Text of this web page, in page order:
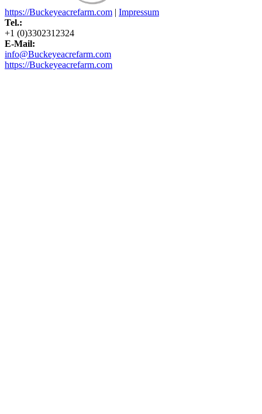
https://Buckeyeacrefarm.com | Impressum
Tel.:
+1 (0)3302312324
E-Mail:
info@Buckeyeacrefarm.com
https://Buckeyeacrefarm.com